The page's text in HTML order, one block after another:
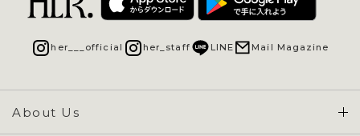
About Us
her___official her_staff LINE Mail Magazine